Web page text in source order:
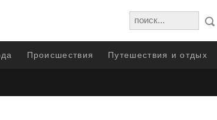
Происшествия Путешествия и отдых